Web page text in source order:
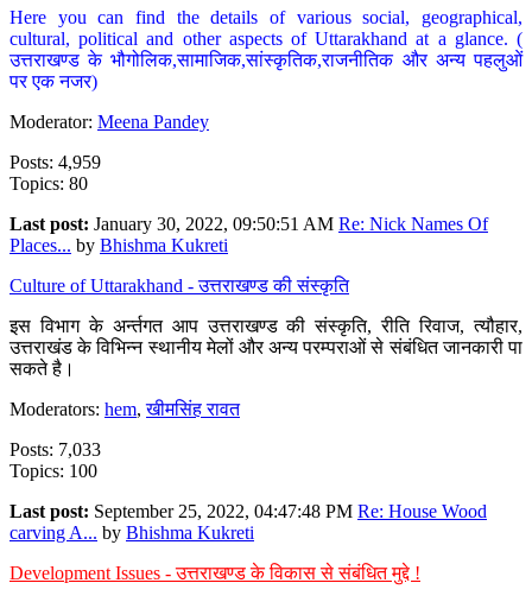
Here you can find the details of various social, geographical,
cultural, political and other aspects of Uttarakhand at a glance. (
उत्तराखण्ड के भौगोलिक,सामाजिक,सांस्कृतिक,राजनीतिक और अन्य पहलुओं
पर एक नजर)
Moderator: Meena Pandey
Posts: 4,959
Topics: 80
Last post: January 30, 2022, 09:50:51 AM Re: Nick Names Of
Places... by Bhishma Kukreti
Culture of Uttarakhand - उत्तराखण्ड की संस्कृति
इस विभाग के अर्न्तगत आप उत्तराखण्ड की संस्कृति, रीति रिवाज, त्यौहार,
उत्तराखंड के विभिन्न स्थानीय मेलों और अन्य परम्पराओं से संबंधित जानकारी पा
सकते है।
Moderators: hem,खीमसिंह रावत
Posts: 7,033
Topics: 100
Last post: September 25, 2022, 04:47:48 PM Re: House Wood
carving A... by Bhishma Kukreti
Development Issues - उत्तराखण्ड के विकास से संबंधित मुद्दे !